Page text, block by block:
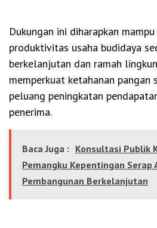
Dukungan ini diharapkan
produktivitas usaha budidaya
berkelanjutan dan ramah
memperkuat ketahanan pangan
peluang peningkatan
penerima.
Baca Juga : Konsultasi Publik
Pemangku Kepentingan Serap
Pembangunan Berkelanjutan